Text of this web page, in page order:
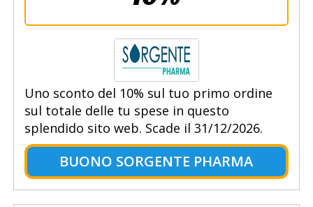
Uno sconto del 10% sul tuo primo ordine
sul totale delle tu spese in questo
splendido sito web. Scade il 31/12/2026.
BUONO SORGENTE PHARMA